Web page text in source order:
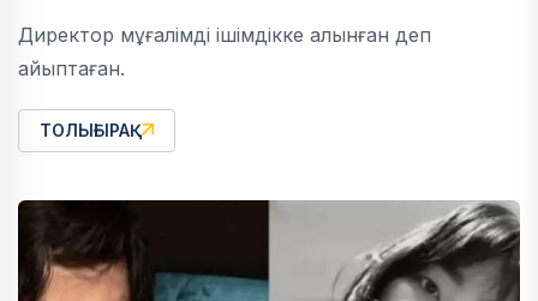
Директор мұғалімді ішімдікке алынған деп
айыптаған.
ТОЛЫҒЫРАҚ